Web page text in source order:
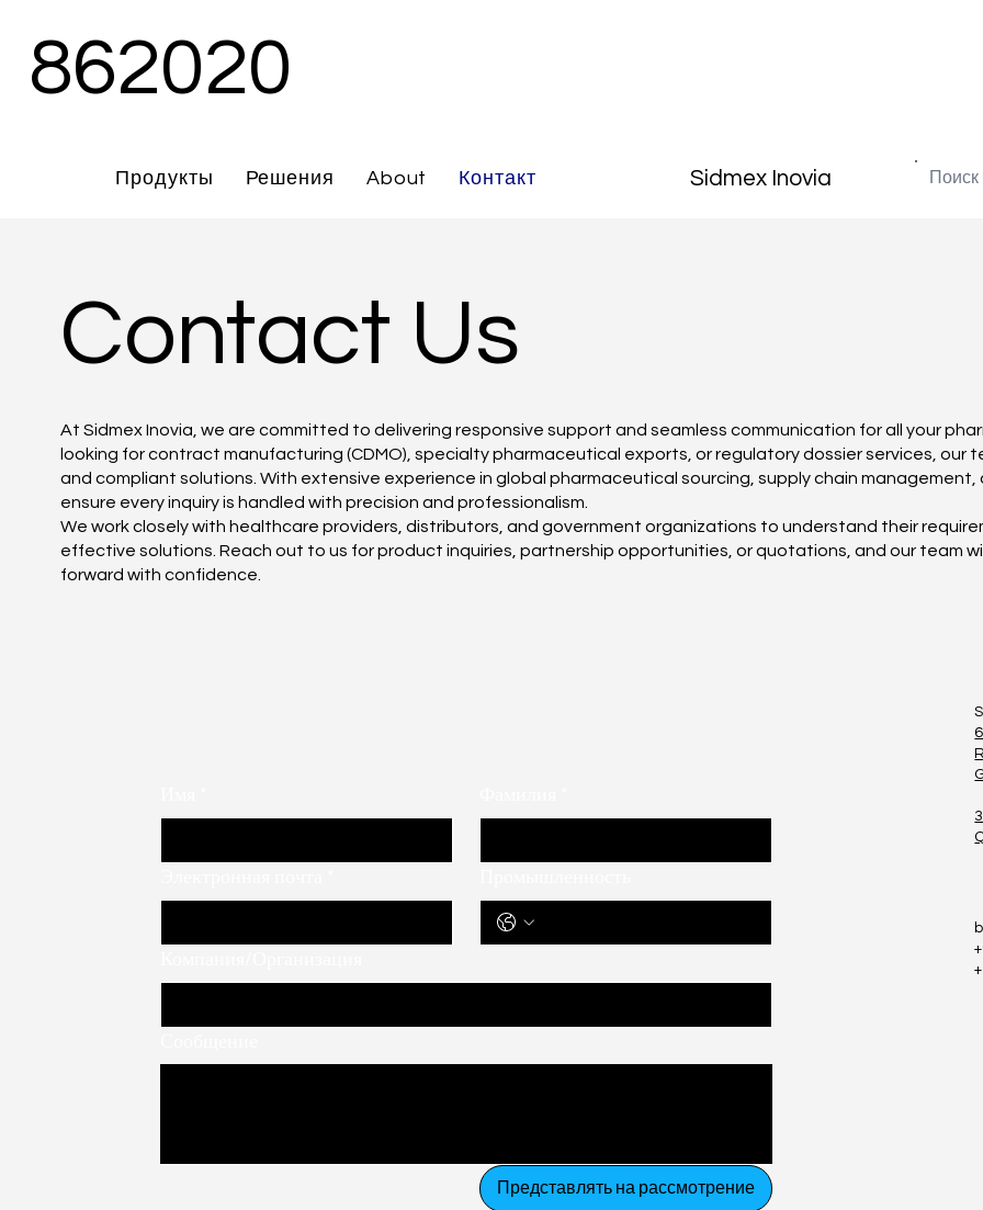
Продукты Решения About Контакт Sidmex Inovia
862020
Contact Us
At Sidmex Inovia, we are committed to delivering responsive support and seamless communication for all your
looking for contract manufacturing (CDMO), specialty pharmaceutical exports, or regulatory dossier services, our
and compliant solutions. With extensive experience in global pharmaceutical sourcing, supply chain
ensure every inquiry is handled with precision and professionalism.
We work closely with healthcare providers, distributors, and government organizations to understand their
effective solutions. Reach out to us for product inquiries, partnership opportunities, or quotations, and our team
forward with confidence.
Представлять на рассмотрение